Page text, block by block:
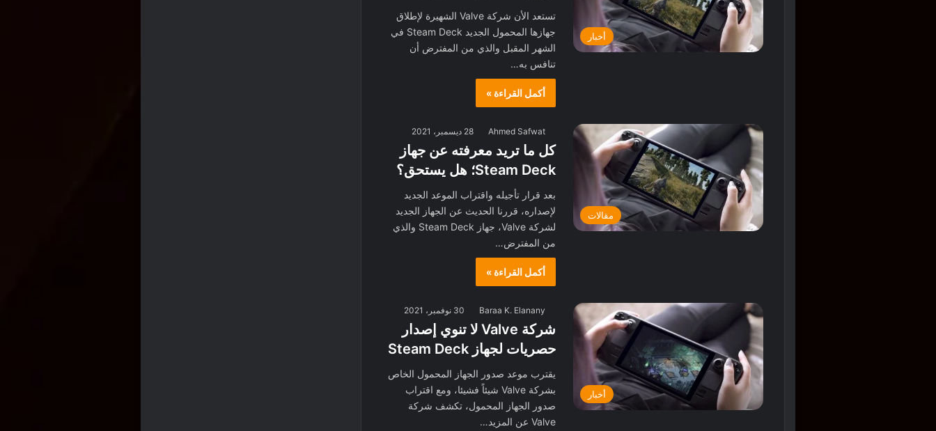
أخبار
تستعد الأن شركة Valve الشهيرة لإطلاق
جهازها المحمول الجديد Steam Deck في
الشهر المقبل والذي من المفترض أن
تنافس به…
أكمل القراءة »
مقالات
Ahmed Safwat 28 ديسمبر، 2021
كل ما تريد معرفته عن جهاز
Steam Deck؛ هل يستحق؟
بعد قرار تأجيله واقتراب الموعد الجديد
لإصداره، قررنا الحديث عن الجهاز الجديد
لشركة Valve، جهاز Steam Deck والذي
من المفترض…
أكمل القراءة »
أخبار
Baraa K. Elanany 30 نوفمبر، 2021
شركة Valve لا تنوي إصدار
حصريات لجهاز Steam Deck
يقترب موعد صدور الجهاز المحمول الخاص
بشركة Valve شيئاً فشيئا، ومع اقتراب
صدور الجهاز المحمول، تكشف شركة
Valve عن المزيد…